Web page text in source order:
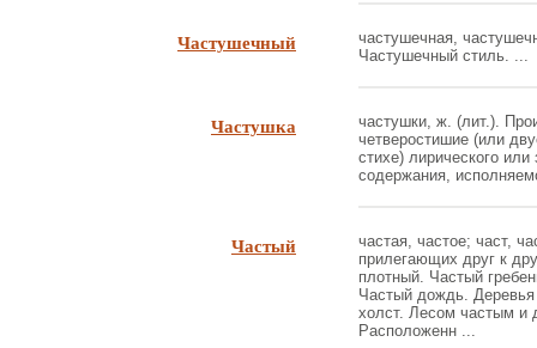
Частушечный
частушечная,
Частушечный стиль. ...
Частушка
частушки, ж. (лит.).
четверостишие (или
стихе) лирического
содержания,
Частый
частая, частое; част,
прилегающих друг к
плотный. Частый
Частый дождь.
холст. Лесом частым и
Расположенн ...